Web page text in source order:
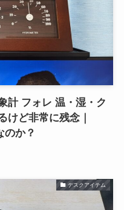
計 フォレ 温・湿・ク
けど非常に残念｜
のか？
デスクアイテム